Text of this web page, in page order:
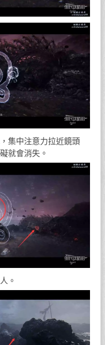
集中注意力拉近鏡頭
就會消失。
。